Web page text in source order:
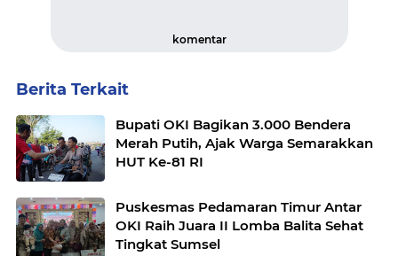
komentar
Berita Terkait
Bupati OKI Bagikan 3.000 Bendera
Merah Putih, Ajak Warga Semarakkan
HUT Ke-81 RI
Puskesmas Pedamaran Timur Antar
OKI Raih Juara II Lomba Balita Sehat
Tingkat Sumsel